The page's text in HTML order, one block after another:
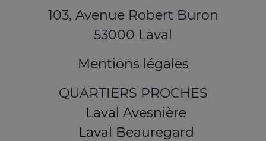
103, Avenue Robert Buron
53000 Laval
Mentions légales
QUARTIERS PROCHES
Laval Avesnière
Laval Beauregard